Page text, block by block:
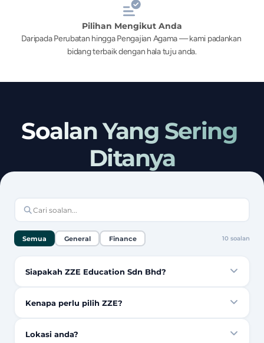
Pilihan Mengikut Anda
Daripada Perubatan hingga Pengajian Agama — kami padankan
bidang terbaik dengan hala tuju anda.
Soalan Yang Sering
Ditanya
Semua General Finance 10 soalan
Siapakah ZZE Education Sdn Bhd?
Kenapa perlu pilih ZZE?
Lokasi anda?